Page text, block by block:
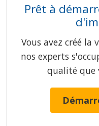
Prêt à
Vous avez créé la
nos experts
qualité que